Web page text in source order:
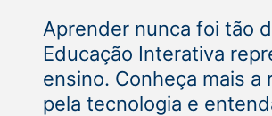
Aprender nunca foi tão
Educação Interativa
ensino. Conheça mais
pela tecnologia e